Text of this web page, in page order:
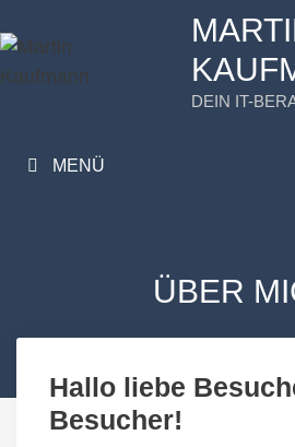
Inhalt
springen
DEIN IT-
MENÜ
ÜBER
Hallo liebe
Besucher!